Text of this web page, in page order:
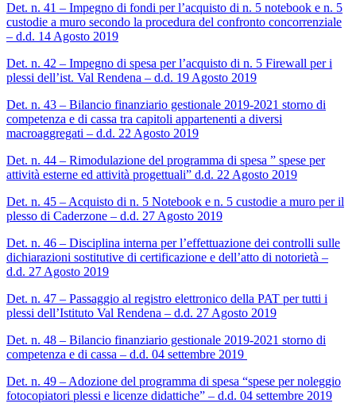
Det. n. 41 – Impegno di fondi per l’acquisto di n. 5 notebook e n. 5
custodie a muro secondo la procedura del confronto concorrenziale
– d.d. 14 Agosto 2019
Det. n. 42 – Impegno di spesa per l’acquisto di n. 5 Firewall per i
plessi dell’ist. Val Rendena – d.d. 19 Agosto 2019
Det. n. 43 – Bilancio finanziario gestionale 2019-2021 storno di
competenza e di cassa tra capitoli appartenenti a diversi
macroaggregati – d.d. 22 Agosto 2019
Det. n. 44 – Rimodulazione del programma di spesa ” spese per
attività esterne ed attività progettuali” d.d. 22 Agosto 2019
Det. n. 45 – Acquisto di n. 5 Notebook e n. 5 custodie a muro per il
plesso di Caderzone – d.d. 27 Agosto 2019
Det. n. 46 – Disciplina interna per l’effettuazione dei controlli sulle
dichiarazioni sostitutive di certificazione e dell’atto di notorietà –
d.d. 27 Agosto 2019
Det. n. 47 – Passaggio al registro elettronico della PAT per tutti i
plessi dell’Istituto Val Rendena – d.d. 27 Agosto 2019
Det. n. 48 – Bilancio finanziario gestionale 2019-2021 storno di
competenza e di cassa – d.d. 04 settembre 2019
Det. n. 49 – Adozione del programma di spesa “spese per noleggio
fotocopiatori plessi e licenze didattiche” – d.d. 04 settembre 2019